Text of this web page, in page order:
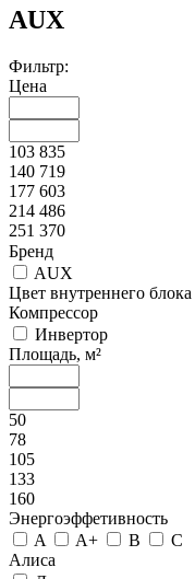
AUX
Фильтр:
Цена
103 835
140 719
177 603
214 486
251 370
Бренд
AUX
Цвет внутреннего блока
Компрессор
Инвертор
Площадь, м²
50
78
105
133
160
Энергоэффетивность
A
A+ B
C
Алиса